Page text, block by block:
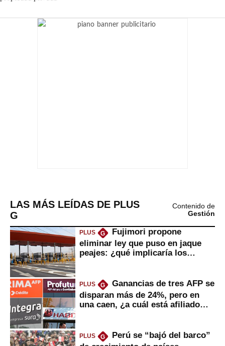
LAS MÁS LEÍDAS DE PLUS
G
Contenido de
Gestión
PLUS G
Fujimori propone
eliminar ley que puso en jaque
peajes: ¿qué implicaría los
PLUS G
Ganancias de tres AFP se
disparan más de 24%, pero en
una caen, ¿a cuál está afiliado
PLUS G
Perú se “bajó del barco”